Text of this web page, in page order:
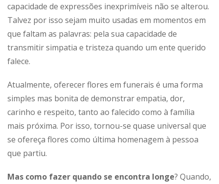
capacidade de expressões inexprimíveis não se alterou.
Talvez por isso sejam muito usadas em momentos em
que faltam as palavras: pela sua capacidade de
transmitir simpatia e tristeza quando um ente querido
falece.
Atualmente, oferecer flores em funerais é uma forma
simples mas bonita de demonstrar empatia, dor,
carinho e respeito, tanto ao falecido como à família
mais próxima. Por isso, tornou-se quase universal que
se ofereça flores como última homenagem à pessoa
que partiu.
Mas como fazer quando se encontra longe? Quando,